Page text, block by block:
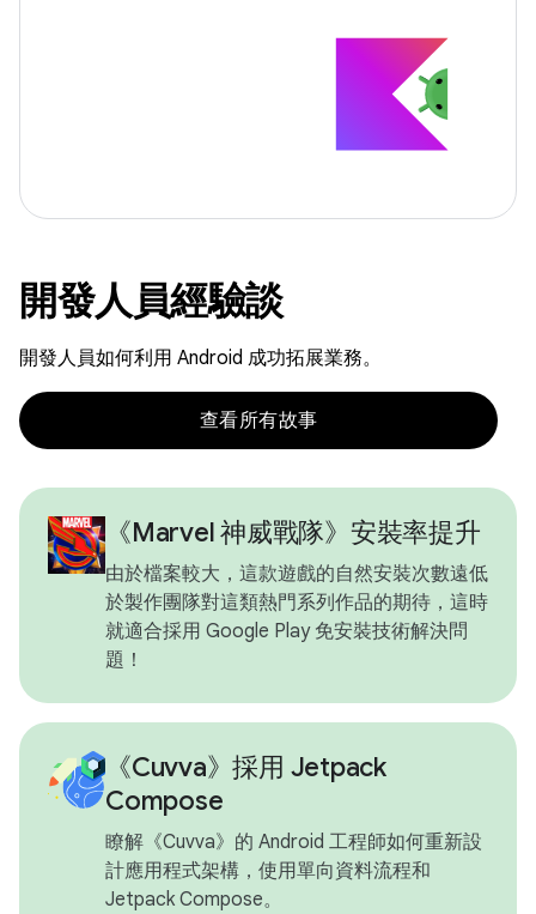
開發人員經驗談
開發人員如何利用 Android 成功拓展業務。
查看所有故事
《Marvel 神威戰隊》安裝率提升
由於檔案較大，這款遊戲的自然安裝次數遠低
於製作團隊對這類熱門系列作品的期待，這時
就適合採用 Google Play 免安裝技術解決問
題！
《Cuvva》採用 Jetpack
Compose
瞭解《Cuvva》的 Android 工程師如何重新設
計應用程式架構，使用單向資料流程和
Jetpack Compose。